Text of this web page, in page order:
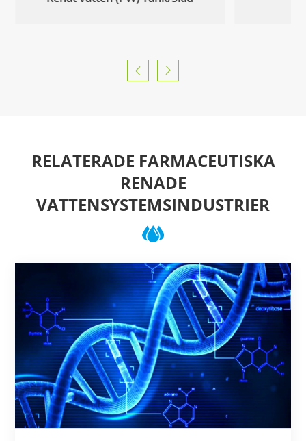
 
RELATERADE FARMACEUTISKA
RENADE
VATTENSYSTEMSINDUSTRIER